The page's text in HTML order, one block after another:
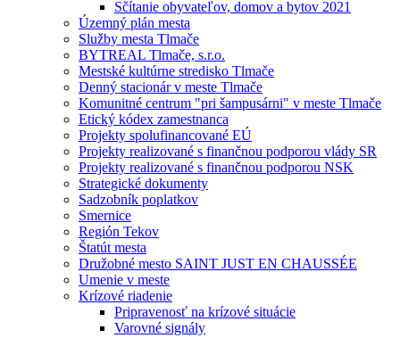
Sčítanie obyvateľov, domov a bytov 2021
Územný plán mesta
Služby mesta Tlmače
BYTREAL Tlmače, s.r.o.
Mestské kultúrne stredisko Tlmače
Denný stacionár v meste Tlmače
Komunitné centrum "pri šampusárni" v meste Tlmače
Etický kódex zamestnanca
Projekty spolufinancované EÚ
Projekty realizované s finančnou podporou vlády SR
Projekty realizované s finančnou podporou NSK
Strategické dokumenty
Sadzobník poplatkov
Smernice
Región Tekov
Štatút mesta
Družobné mesto SAINT JUST EN CHAUSSÉE
Umenie v meste
Krízové riadenie
Pripravenosť na krízové situácie
Varovné signály